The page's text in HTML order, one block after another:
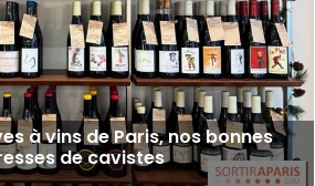
à vins de Paris, nos bonnes
de cavistes